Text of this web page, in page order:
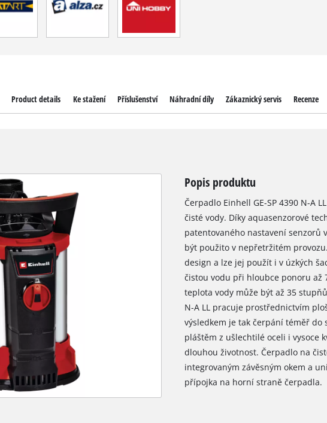
Product details Ke stažení Příslušenství Náhradní díly Zákaznický servis Recenze
Popis produktu
Čerpadlo Einhell GE-SP 4390 N-A
čisté vody. Díky aquasenzorové
patentovaného nastavení senzorů
být použito v nepřetržitém
design a lze jej použít i v úzkých
čistou vodu při hloubce ponoru až
teplota vody může být až 35
N-A LL pracuje prostřednictvím
výsledkem je tak čerpání téměř do
pláštěm z ušlechtilé oceli i vysoce
dlouhou životnost. Čerpadlo na
integrovaným závěsným okem a
přípojka na horní straně čerpadla.